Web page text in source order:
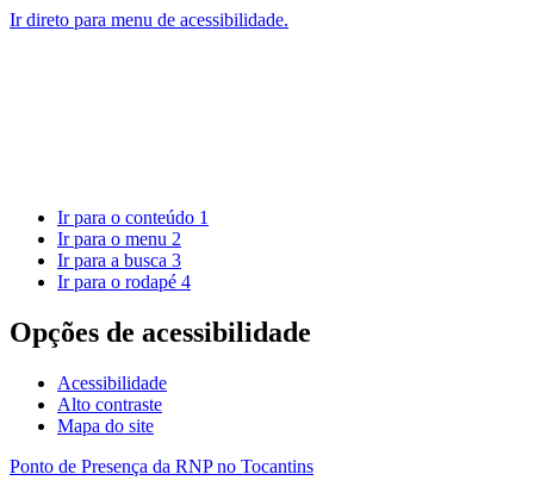
Ir direto para menu de acessibilidade.
Ir para o conteúdo 1
Ir para o menu 2
Ir para a busca 3
Ir para o rodapé 4
Opções de acessibilidade
Acessibilidade
Alto contraste
Mapa do site
Ponto de Presença da RNP no Tocantins